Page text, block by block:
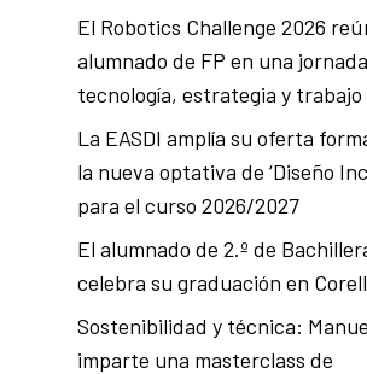
El Robotics Challenge 2026
alumnado de FP en una
tecnología, estrategia y trabajo
La EASDI amplía su oferta
la nueva optativa de ‘Diseño
para el curso 2026/2027
El alumnado de 2.º de
celebra su graduación en
Sostenibilidad y técnica:
imparte una masterclass de